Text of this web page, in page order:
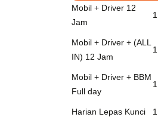
Mobil + Driver 12
Jam
Mobil + Driver + (ALL
IN) 12 Jam
Mobil + Driver + BBM
Full day
Harian Lepas Kunci